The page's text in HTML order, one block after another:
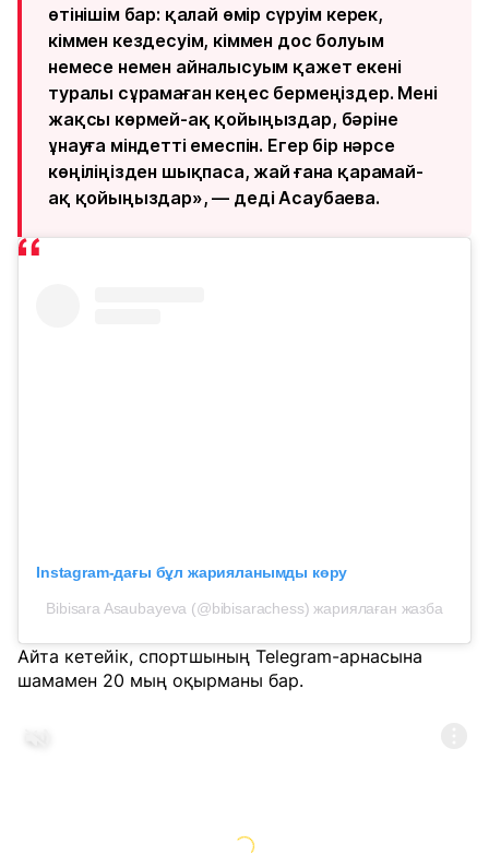
өтінішім бар: қалай өмір сүруім керек,
кіммен кездесуім, кіммен дос болуым
немесе немен айналысуым қажет екені
туралы сұрамаған кеңес бермеңіздер. Мені
жақсы көрмей-ақ қойыңыздар, бәріне
ұнауға міндетті емеспін. Егер бір нәрсе
көңіліңізден шықпаса, жай ғана қарамай-
ақ қойыңыздар», — деді Асаубаева.
Instagram-дағы бұл жарияланымды көру
Bibisara Asaubayeva (@bibisarachess) жариялаған жазба
Айта кетейік, спортшының Telegram-арнасына
шамамен 20 мың оқырманы бар.